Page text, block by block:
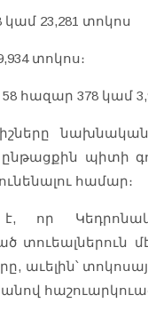
23,281 տոկոս
տոկոս։
հազար 378 կամ
պիտի
համար։
որ
տուեալներուն
աւելին՝
հաշուարկուած